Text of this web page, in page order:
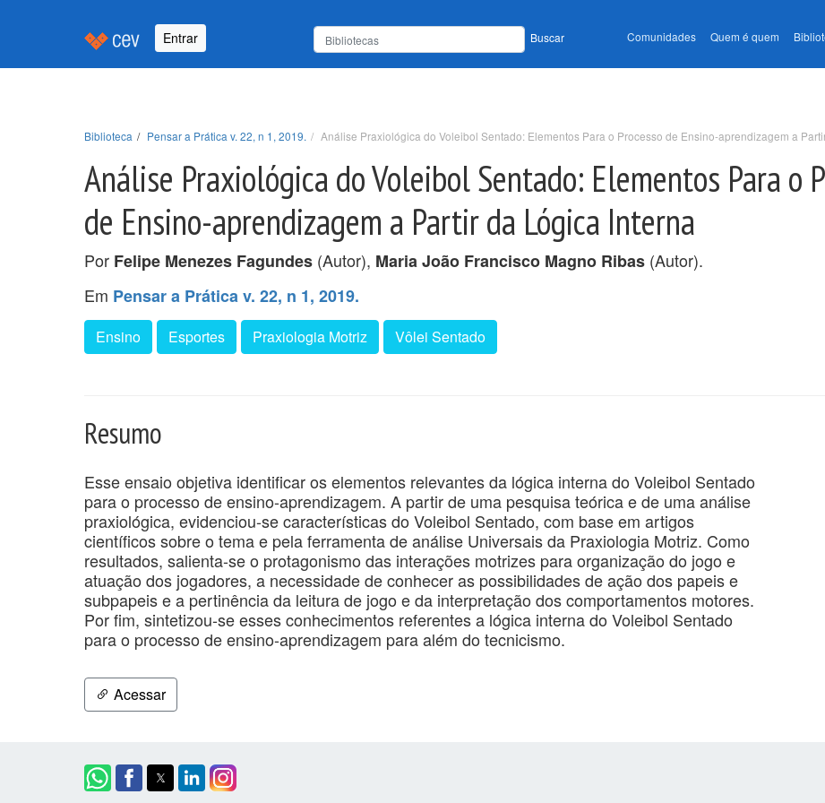
Entrar Buscar Comunidades Quem é quem
Biblioteca Pensar a Prática v. 22, n 1, 2019. Análise Praxiológica do Voleibol Sentado: Elementos Para o Processo de Ensino-aprendizagem a
Análise Praxiológica do Voleibol Sentado: Elementos Para o
de Ensino-aprendizagem a Partir da Lógica Interna
Por Felipe Menezes Fagundes (Autor), Maria João Francisco Magno Ribas (Autor).
Em Pensar a Prática v. 22, n 1, 2019.
Ensino Esportes Praxiologia Motriz Vôlei Sentado
Resumo
Esse ensaio objetiva identificar os elementos relevantes da lógica interna do Voleibol Sentado
para o processo de ensino-aprendizagem. A partir de uma pesquisa teórica e de uma análise
praxiológica, evidenciou-se características do Voleibol Sentado, com base em artigos
científicos sobre o tema e pela ferramenta de análise Universais da Praxiologia Motriz. Como
resultados, salienta-se o protagonismo das interações motrizes para organização do jogo e
atuação dos jogadores, a necessidade de conhecer as possibilidades de ação dos papeis e
subpapeis e a pertinência da leitura de jogo e da interpretação dos comportamentos motores.
Por fim, sintetizou-se esses conhecimentos referentes a lógica interna do Voleibol Sentado
para o processo de ensino-aprendizagem para além do tecnicismo.
Acessar